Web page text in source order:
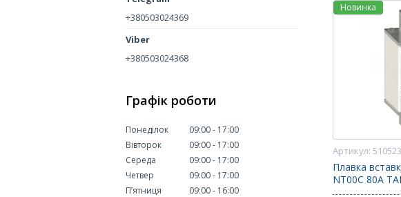
Новинка
510523
Плавка
NT00С 80А
+380503024369
+380503024368
Графік роботи
Понеділок 09:00
17:00
Вівторок
09:00
17:00
Середа
09:00
17:00
Четвер
09:00
17:00
Пʼятниця
09:00
16:00